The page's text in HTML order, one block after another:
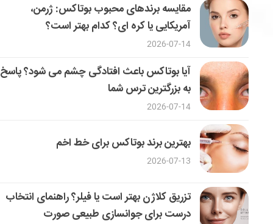
مقایسه برندهای محبوب بوتاکس: ژرمن،
آمریکایی یا کره ای؟ کدام بهتر است؟
2026-07-14
آیا بوتاکس باعث افتادگی چشم می شود؟ پاسخ
به بزرگترین ترس شما
2026-07-14
بهترین برند بوتاکس برای خط اخم
2026-07-13
تزریق کلاژن بهتر است یا فیلر؟ راهنمای انتخاب
درست برای جوانسازی طبیعی صورت